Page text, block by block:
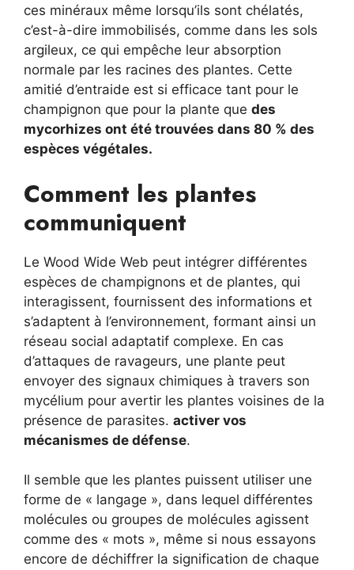
ces minéraux même lorsqu’ils sont chélatés,
c’est-à-dire immobilisés, comme dans les sols
argileux, ce qui empêche leur absorption
normale par les racines des plantes. Cette
amitié d’entraide est si efficace tant pour le
champignon que pour la plante que des
mycorhizes ont été trouvées dans 80 % des
espèces végétales.
Comment les plantes
communiquent
Le Wood Wide Web peut intégrer différentes
espèces de champignons et de plantes, qui
interagissent, fournissent des informations et
s’adaptent à l’environnement, formant ainsi un
réseau social adaptatif complexe. En cas
d’attaques de ravageurs, une plante peut
envoyer des signaux chimiques à travers son
mycélium pour avertir les plantes voisines de la
présence de parasites. activer vos
mécanismes de défense.
Il semble que les plantes puissent utiliser une
forme de « langage », dans lequel différentes
molécules ou groupes de molécules agissent
comme des « mots », même si nous essayons
encore de déchiffrer la signification de chaque